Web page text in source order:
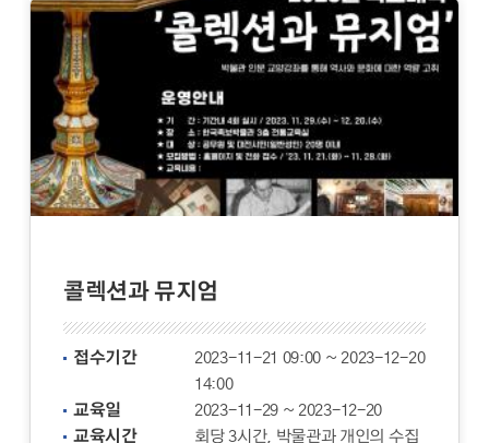
콜렉션과 뮤지엄
접수기간
2023-11-21 09:00 ~ 2023-12-20
14:00
교육일
2023-11-29 ~ 2023-12-20
교육시간
회당 3시간, 박물관과 개인의 수집